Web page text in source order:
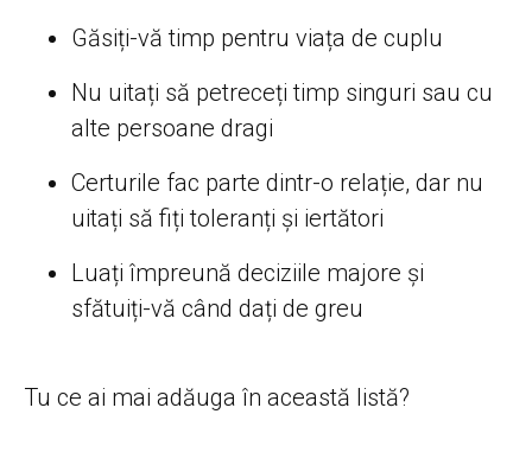
Găsiți-vă timp pentru viața de cuplu
Nu uitați să petreceți timp singuri sau cu
alte persoane dragi
Certurile fac parte dintr-o relație, dar nu
uitați să fiți toleranți și iertători
Luați împreună deciziile majore și
sfătuiți-vă când dați de greu
Tu ce ai mai adăuga în această listă?